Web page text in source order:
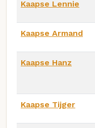
Kaapse Lennie
Kaapse Armand
Kaapse Hanz
Kaapse Tijger